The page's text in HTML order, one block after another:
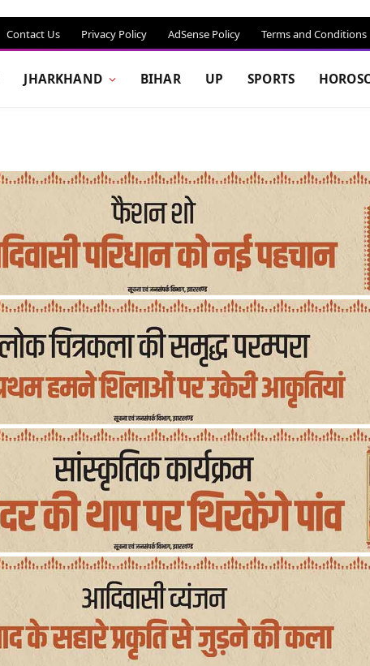
Contact Us Privacy Policy AdSense Policy Terms and Conditions
JHARKHAND BIHAR UP SPORTS